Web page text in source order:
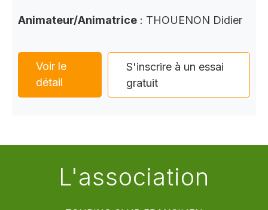
Animateur/Animatrice : THOUENON Didier
Voir le
détail
S'inscrire à un essai
gratuit
L'association